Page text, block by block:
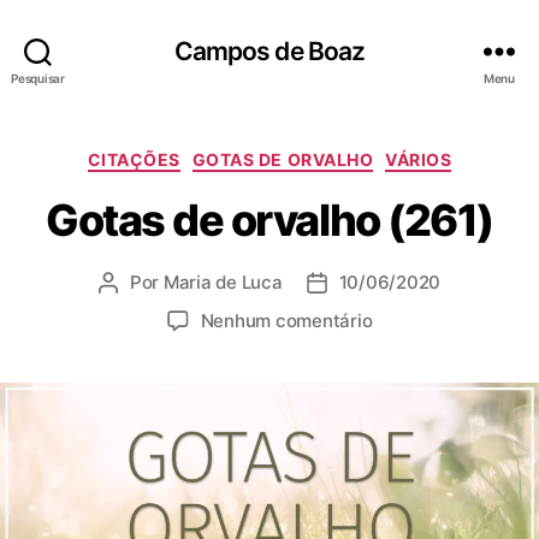
Pesquisar
Campos de Boaz
Menu
C
t
e
o
r
CITAÇÕES GOTAS DE ORVALHO VÁRIOS
Gotas de orvalho (261)
A Por Maria de Luca
D
u
b
l
10/06/2020
Nenhum comentárioe
a
s
d
e